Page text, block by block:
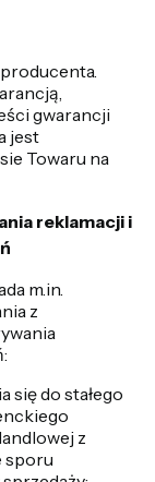
gwarancji
jest
Towaru na
reklamacji i
m.in.
z
się do stałego
z
sporu